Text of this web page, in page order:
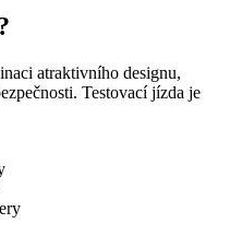
atraktivního designu,
Testovací jízda je